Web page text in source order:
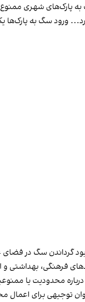
ورود سگ به
گرداندن سگ در
فرهنگی،
محدودیت یا
توجیهی برای اعمال